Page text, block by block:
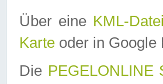
Über eine KML-Datei
Karte oder in Google
Die PEGELONLINE